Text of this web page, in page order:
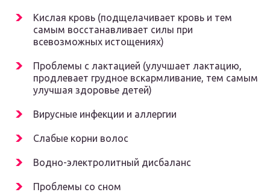
Кислая кровь (подщелачивает кровь и тем
самым восстанавливает силы при
всевозможных истощениях)
Проблемы с лактацией (улучшает лактацию,
продлевает грудное вскармливание, тем самым
улучшая здоровье детей)
Вирусные инфекции и аллергии
Слабые корни волос
Водно-электролитный дисбаланс
Проблемы со сном